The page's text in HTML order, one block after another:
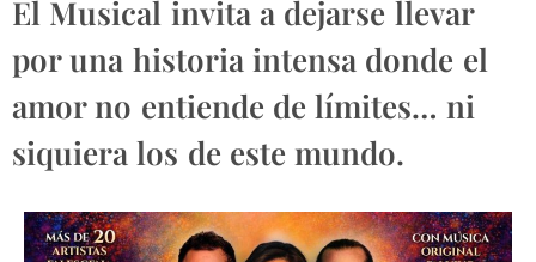
El Musical invita a dejarse llevar
por una historia intensa donde el
amor no entiende de límites… ni
siquiera los de este mundo.